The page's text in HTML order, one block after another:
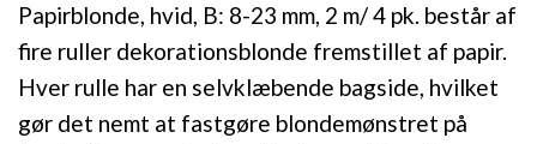
Papirblonde, hvid, B: 8-23 mm, 2 m/ 4 pk. består af
fire ruller dekorationsblonde fremstillet af papir.
Hver rulle har en selvklæbende bagside, hvilket
gør det nemt at fastgøre blondemønstret på